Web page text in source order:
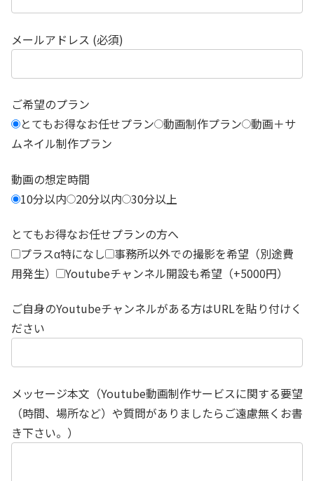
メールアドレス (必須)
ご希望のプラン
とてもお得なお任せプラン 動画制作プラン 動画＋サ
ムネイル制作プラン
動画の想定時間
10分以内
20分以内 30分以上
とてもお得なお任せプランの方へ
プラスα特になし
事務所以外での撮影を希望（別途費
用発生）
Youtubeチャンネル開設も希望（+5000円）
ご自身のYoutubeチャンネルがある方はURLを貼り付けく
ださい
メッセージ本文（Youtube動画制作サービスに関する要望
（時間、場所など）や質問がありましたらご遠慮無くお書
き下さい。）